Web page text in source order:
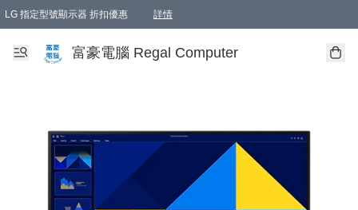
LG 指定型號顯示器 折扣優惠 詳情
富豪電腦 Regal Computer